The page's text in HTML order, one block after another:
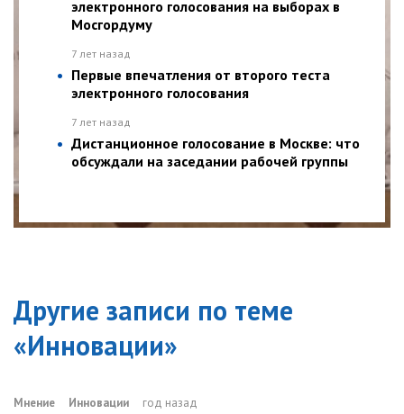
электронного голосования на выборах в
Мосгордуму
7 лет назад
Первые впечатления от второго теста
электронного голосования
7 лет назад
Дистанционное голосование в Москве: что
обсуждали на заседании рабочей группы
Другие записи по теме
«Инновации»
Мнение Инновации год назад